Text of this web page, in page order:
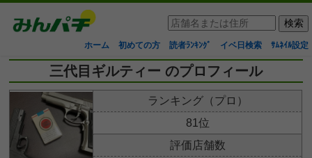
ホーム 初めての方 読者ﾗﾝｷﾝｸﾞ イベ日検索 ｻﾑﾈｲﾙ設定
三代目ギルティー のプロフィール
ランキング（プロ）
81位
評価店舗数